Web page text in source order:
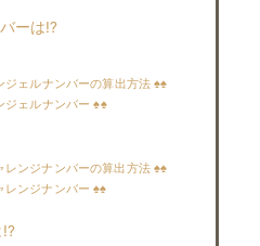
ーは!?
ジェルナンバーの算出方法 ♠♠
ジェルナンバー ♠♠
ンジナンバーの算出方法 ♠♠
ンジナンバー ♠♠